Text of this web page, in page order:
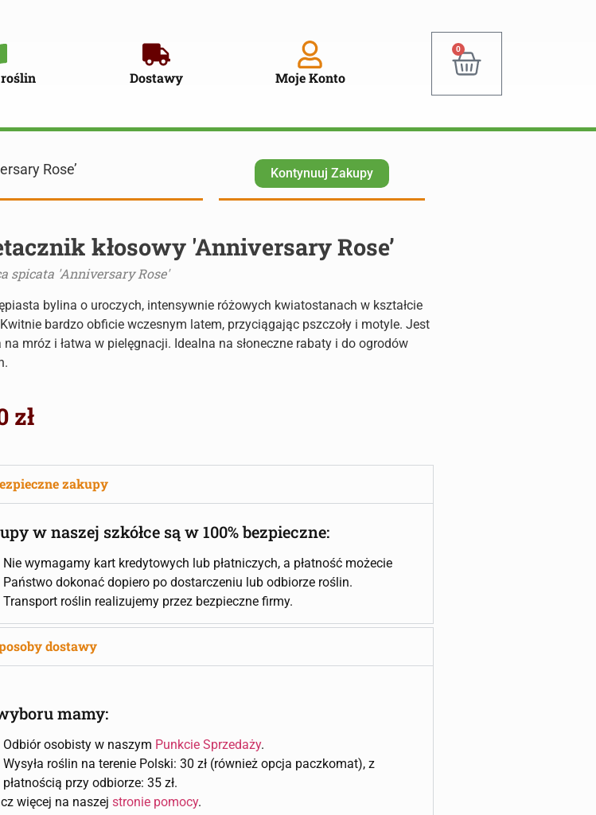
Dostawy Moje Konto
0
Rose’ Kontynuuj Zakupy
kłosowy 'Anniversary Rose’
spicata 'Anniversary Rose'
bylina o uroczych, intensywnie różowych kwiatostanach w kształcie
Kwitnie bardzo obficie wczesnym latem, przyciągając pszczoły i motyle. Jest
na mróz i łatwa w pielęgnacji. Idealna na słoneczne rabaty i do ogrodów
zł
zakupy
w naszej szkółce są w 100% bezpieczne:
Nie wymagamy kart kredytowych lub płatniczych, a płatność możecie
Państwo dokonać dopiero po dostarczeniu lub odbiorze roślin.
Transport roślin realizujemy przez bezpieczne firmy.
dostawy
mamy:
Odbiór osobisty w naszym Punkcie Sprzedaży.
Wysyła roślin na terenie Polski: 30 zł (również opcja paczkomat), z
płatnością przy odbiorze: 35 zł.
więcej na naszejstronie pomocy.